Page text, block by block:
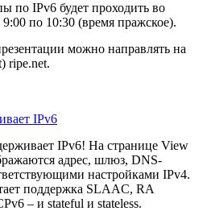
по IPv6 будет проходить во
по 10:30 (время пражское).
можно направлять на
ripe.net.
IPv6
IPv6! На странице View
адрес, шлюз, DNS-
настройками IPv4.
поддержка SLAAC, RA
– и stateful и stateless.